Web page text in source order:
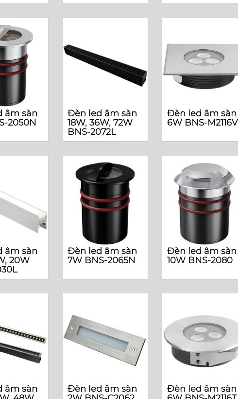
âm sàn
2050N
Đèn led âm sàn
18W, 36W, 72W
BNS-2072L
Đèn led âm sàn
6W BNS-M2116V
âm sàn
20W
Đèn led âm sàn
7W BNS-2065N
Đèn led âm sàn
10W BNS-2080
âm sàn
Đèn led âm sàn
Đèn led âm sàn